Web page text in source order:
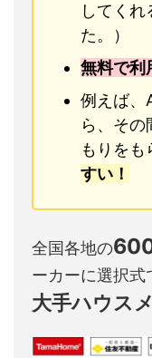
してく
た。）
無料で利
例えば、
ら、そ
もりをも
すい！
全国各地の
ーカーに選択式
大手ハウス